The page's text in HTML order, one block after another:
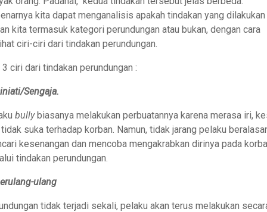
kita dapat menganalisis apakah tindakan yang dilakukan
kita termasuk kategori perundungan atau bukan, dengan cara
ciri-ciri dari tindakan perundungan.
3 ciri dari tindakan perundungan :
Sengaja.
bullybiasanya melakukan perbuatannya karena merasa iri,
suka terhadap korban. Namun, tidak jarang pelaku
kesenangan dan mencoba mengakrabkan dirinya pada
tindakan perundungan.
ulang
tidak terjadi sekali, pelaku akan terus melakukan